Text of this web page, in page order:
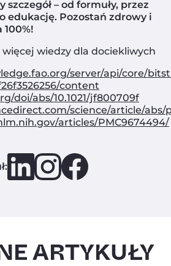
szczegół – od formuły, przez
edukację. Pozostań zdrowy i
więcej wiedzy dla dociekliwych
server/api/core/
content
doi/abs/10.1021/jf800709f
science/article/abs/
articles/PMC9674494/
ARTYKUŁY
Zaznacz odpowiedź iodbierz swój rabat.
Brakuje mi energii
Ciągle choruje
Inne
Dzięki, nie lubię oszczędać